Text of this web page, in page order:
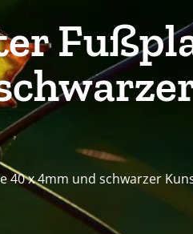
40 x 4mm und schwarzer